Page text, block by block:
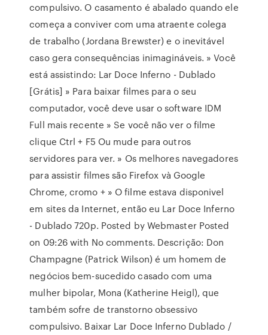
compulsivo. O casamento é abalado quando ele
começa a conviver com uma atraente colega
de trabalho (Jordana Brewster) e o inevitável
caso gera consequências inimagináveis. » Você
está assistindo: Lar Doce Inferno - Dublado
[Grátis] » Para baixar filmes para o seu
computador, você deve usar o software IDM
Full mais recente » Se você não ver o filme
clique Ctrl + F5 Ou mude para outros
servidores para ver. » Os melhores navegadores
para assistir filmes são Firefox và Google
Chrome, cromo + » O filme estava disponivel
em sites da Internet, então eu Lar Doce Inferno
- Dublado 720p. Posted by Webmaster Posted
on 09:26 with No comments. Descrição: Don
Champagne (Patrick Wilson) é um homem de
negócios bem-sucedido casado com uma
mulher bipolar, Mona (Katherine Heigl), que
também sofre de transtorno obsessivo
compulsivo. Baixar Lar Doce Inferno Dublado /